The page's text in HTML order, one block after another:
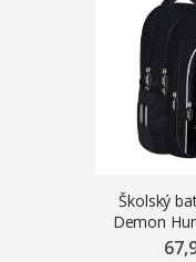
Školský
Demon